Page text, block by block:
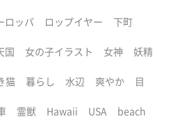
ロッパ ロップイヤー 下町
国 女の子イラスト 女神 妖精
猫 暮らし 水辺 爽やか 目
霊獣 Hawaii USA beach